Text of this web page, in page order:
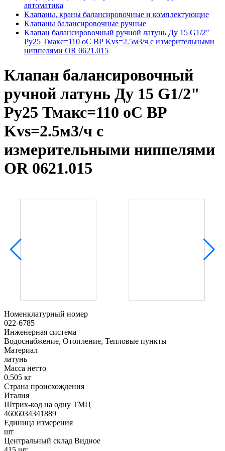
автоматика
Клапаны, краны балансировочные и комплектующие
Клапаны балансировочные ручные
Клапан балансировочный ручной латунь Ду 15 G1/2"
Ру25 Тмакс=110 оС ВР Kvs=2.5м3/ч с измерительными
ниппелями OR 0621.015
Клапан балансировочный
ручной латунь Ду 15 G1/2"
Ру25 Тмакс=110 оС ВР
Kvs=2.5м3/ч с
измерительными ниппелями
OR 0621.015
Номенклатурный номер
022-6785
Инженерная система
Водоснабжение, Отопление, Тепловые пункты
Материал
латунь
Масса нетто
0.505 кг
Страна происхождения
Италия
Штрих-код на одну ТМЦ
4606034341889
Единица измерения
шт
Центральный склад Видное